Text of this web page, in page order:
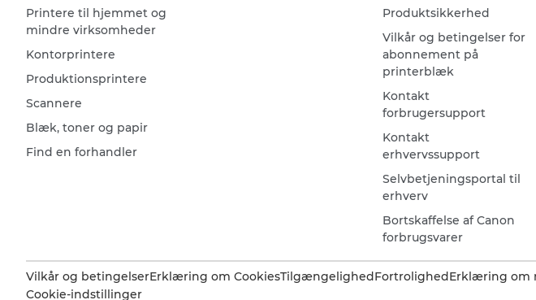
Printere til hjemmet og
mindre virksomheder
Kontorprintere
Produktionsprintere
Scannere
Blæk, toner og papir
Find en forhandler
Produktsikkerhed
Vilkår og betingelser for
abonnement på
printerblæk
Kontakt
forbrugersupport
Kontakt
erhvervssupport
Selvbetjeningsportal til
erhverv
Bortskaffelse af Canon
forbrugsvarer
Vilkår og betingelserErklæring om CookiesTilgængelighed Fortrolighed Erklæring om
Cookie-indstillinger